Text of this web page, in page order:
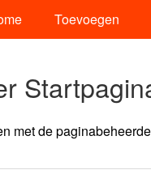
Toevoegen
met de